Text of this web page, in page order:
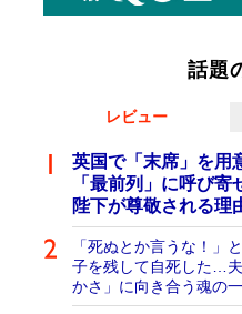
話題
レビュー
英国で「末席」を用
「最前列」に呼び
陛下が尊敬される理
「死ぬとか言うな！」
子を残して自死した…
かさ」に向き合う魂の